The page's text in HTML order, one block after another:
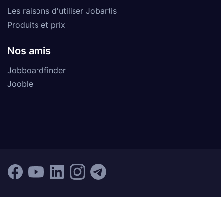
Les raisons d'utiliser Jobartis
Produits et prix
Nos amis
Jobboardfinder
Jooble